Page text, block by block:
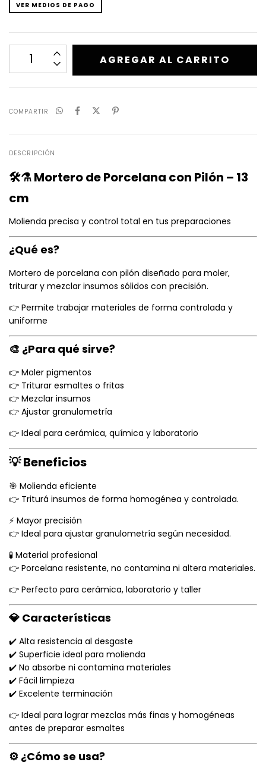
VER MEDIOS DE PAGO
COMPARTIR
DESCRIPCIÓN
🛠️⚗️ Mortero de Porcelana con Pilón – 13
cm
Molienda precisa y control total en tus preparaciones
¿Qué es?
Mortero de porcelana con pilón diseñado para moler,
triturar y mezclar insumos sólidos con precisión.
👉 Permite trabajar materiales de forma controlada y
uniforme
🎨 ¿Para qué sirve?
👉 Moler pigmentos
👉 Triturar esmaltes o fritas
👉 Mezclar insumos
👉 Ajustar granulometría
👉 Ideal para cerámica, química y laboratorio
💡 Beneficios
🎯 Molienda eficiente
👉 Triturá insumos de forma homogénea y controlada.
⚡ Mayor precisión
👉 Ideal para ajustar granulometría según necesidad.
🧪 Material profesional
👉 Porcelana resistente, no contamina ni altera materiales.
👉 Perfecto para cerámica, laboratorio y taller
💎 Características
✔️ Alta resistencia al desgaste
✔️ Superficie ideal para molienda
✔️ No absorbe ni contamina materiales
✔️ Fácil limpieza
✔️ Excelente terminación
👉 Ideal para lograr mezclas más finas y homogéneas
antes de preparar esmaltes
⚙️ ¿Cómo se usa?